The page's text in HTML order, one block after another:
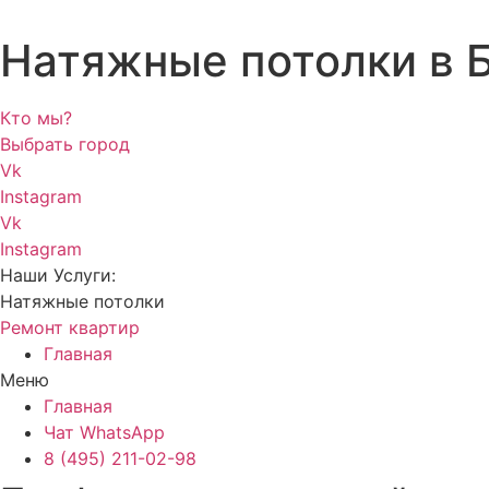
Натяжные потолки в
Кто мы?
Выбрать город
Vk
Instagram
Vk
Instagram
Наши Услуги:
Натяжные потолки
Ремонт квартир
Главная
Меню
Главная
Чат WhatsApp
8 (495) 211-02-98